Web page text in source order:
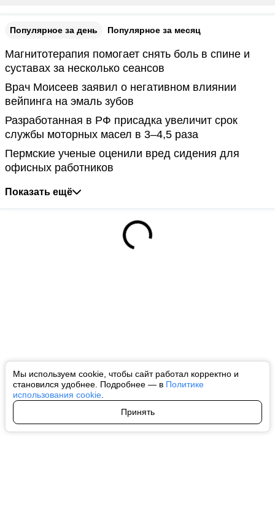
Мы используем cookie, чтобы сайт работал корректно и
становился удобнее. Подробнее — в Политике
использования cookie
Принять
Популярное за день Популярное за месяц
Магнитотерапия помогает снять боль в спине и
суставах за несколько сеансов
Врач Моисеев заявил о негативном влиянии
вейпинга на эмаль зубов
Разработанная в РФ присадка увеличит срок
службы моторных масел в 3–4,5 раза
Пермские ученые оценили вред сидения для
офисных работников
Показать ещё